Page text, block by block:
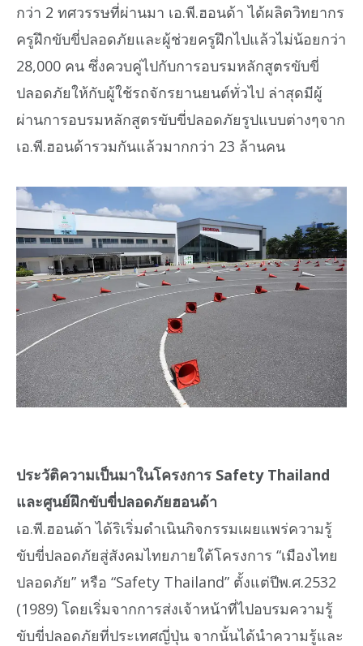
กว่า 2 ทศวรรษที่ผ่านมา เอ.พี.ฮอนด้า ได้ผลิตวิทยากร
ครูฝึกขับขี่ปลอดภัยและผู้ช่วยครูฝึกไปแล้วไม่น้อยกว่า
28,000 คน ซึ่งควบคู่ไปกับการอบรมหลักสูตรขับขี่
ปลอดภัยให้กับผู้ใช้รถจักรยานยนต์ทั่วไป ล่าสุดมีผู้
ผ่านการอบรมหลักสูตรขับขี่ปลอดภัยรูปแบบต่างๆจาก
เอ.พี.ฮอนด้ารวมกันแล้วมากกว่า 23 ล้านคน
ประวัติความเป็นมาในโครงการ Safety Thailand
และศูนย์ฝึกขับขี่ปลอดภัยฮอนด้า
เอ.พี.ฮอนด้า ได้ริเริ่มดำเนินกิจกรรมเผยแพร่ความรู้
ขับขี่ปลอดภัยสู่สังคมไทยภายใต้โครงการ “เมืองไทย
ปลอดภัย” หรือ “Safety Thailand” ตั้งแต่ปีพ.ศ.2532
(1989) โดยเริ่มจากการส่งเจ้าหน้าที่ไปอบรมความรู้
ขับขี่ปลอดภัยที่ประเทศญี่ปุ่น จากนั้นได้นำความรู้และ